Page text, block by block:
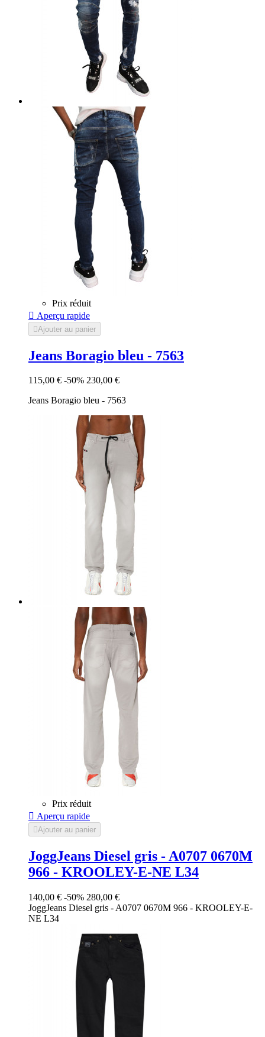
Prix réduit
 Aperçu rapide
Ajouter au panier
Jeans Boragio bleu - 7563
115,00 € -50% 230,00 €
Jeans Boragio bleu - 7563
Prix réduit
 Aperçu rapide
Ajouter au panier
JoggJeans Diesel gris - A0707 0670M
966 - KROOLEY-E-NE L34
140,00 € -50% 280,00 €
JoggJeans Diesel gris - A0707 0670M 966 - KROOLEY-E-
NE L34